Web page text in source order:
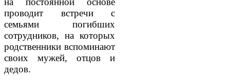
проводит встречи с
семьями погибших
сотрудников, на которых
родственники вспоминают
своих мужей, отцов и
дедов.